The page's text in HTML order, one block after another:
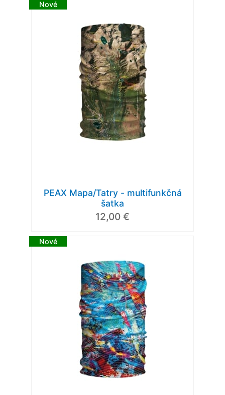
Nové
PEAX Mapa/Tatry - multifunkčná
šatka
12,00 €
Nové